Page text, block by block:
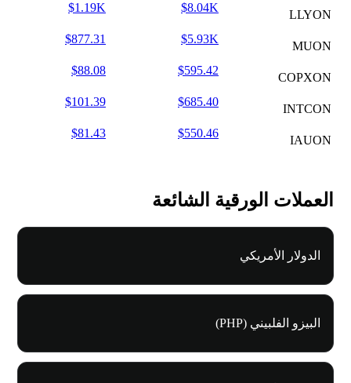
LLYON
$8.04K
$1.19K
MUON
$5.93K
$877.31
COPXON
$595.42
$88.08
INTCON
$685.40
$101.39
IAUON
$550.46
$81.43
العملات الورقية الشائعة
الدولار الأمريكي
البيزو الفلبيني (PHP)